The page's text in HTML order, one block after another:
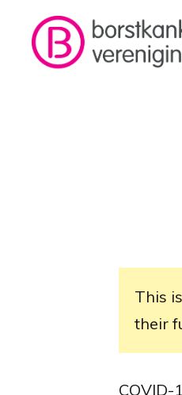
Overslaan en naar de
This
their